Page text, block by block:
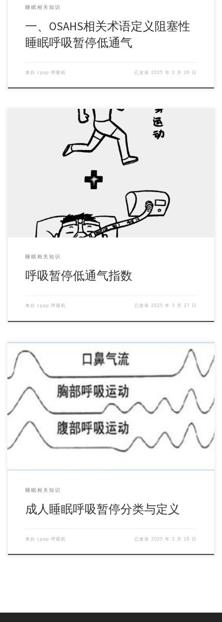
睡眠相关知识
一、OSAHS相关术语定义阻塞性
睡眠呼吸暂停低通气
来自 cpap 呼吸机 已发表 2025 年 3 月 28 日
睡眠相关知识
呼吸暂停低通气指数
来自 cpap 呼吸机 已发表2025 年 3 月 27 日
睡眠呼吸事件的分类与定义： （1）呼吸暂停（apnea）：指
在睡眠过程中，口鼻呼吸气流完全消失或显著 […]
睡眠相关知识
成人睡眠呼吸暂停分类与定义
来自 cpap 呼吸机 已发表 2025 年 3 月 26 日